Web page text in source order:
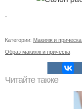
.
Категории: Макияж и
Образ макияж и прическа
Читайте также